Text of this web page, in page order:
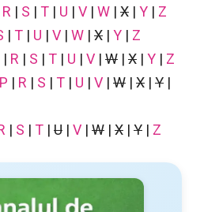
R | S | T | U | V | W | X | Y | Z
| T | U | V | W | X | Y | Z
| R | S | T | U | V | W | X | Y | Z
P | R | S | T | U | V | W | X | Y |
| S | T | U | V | W | X | Y | Z